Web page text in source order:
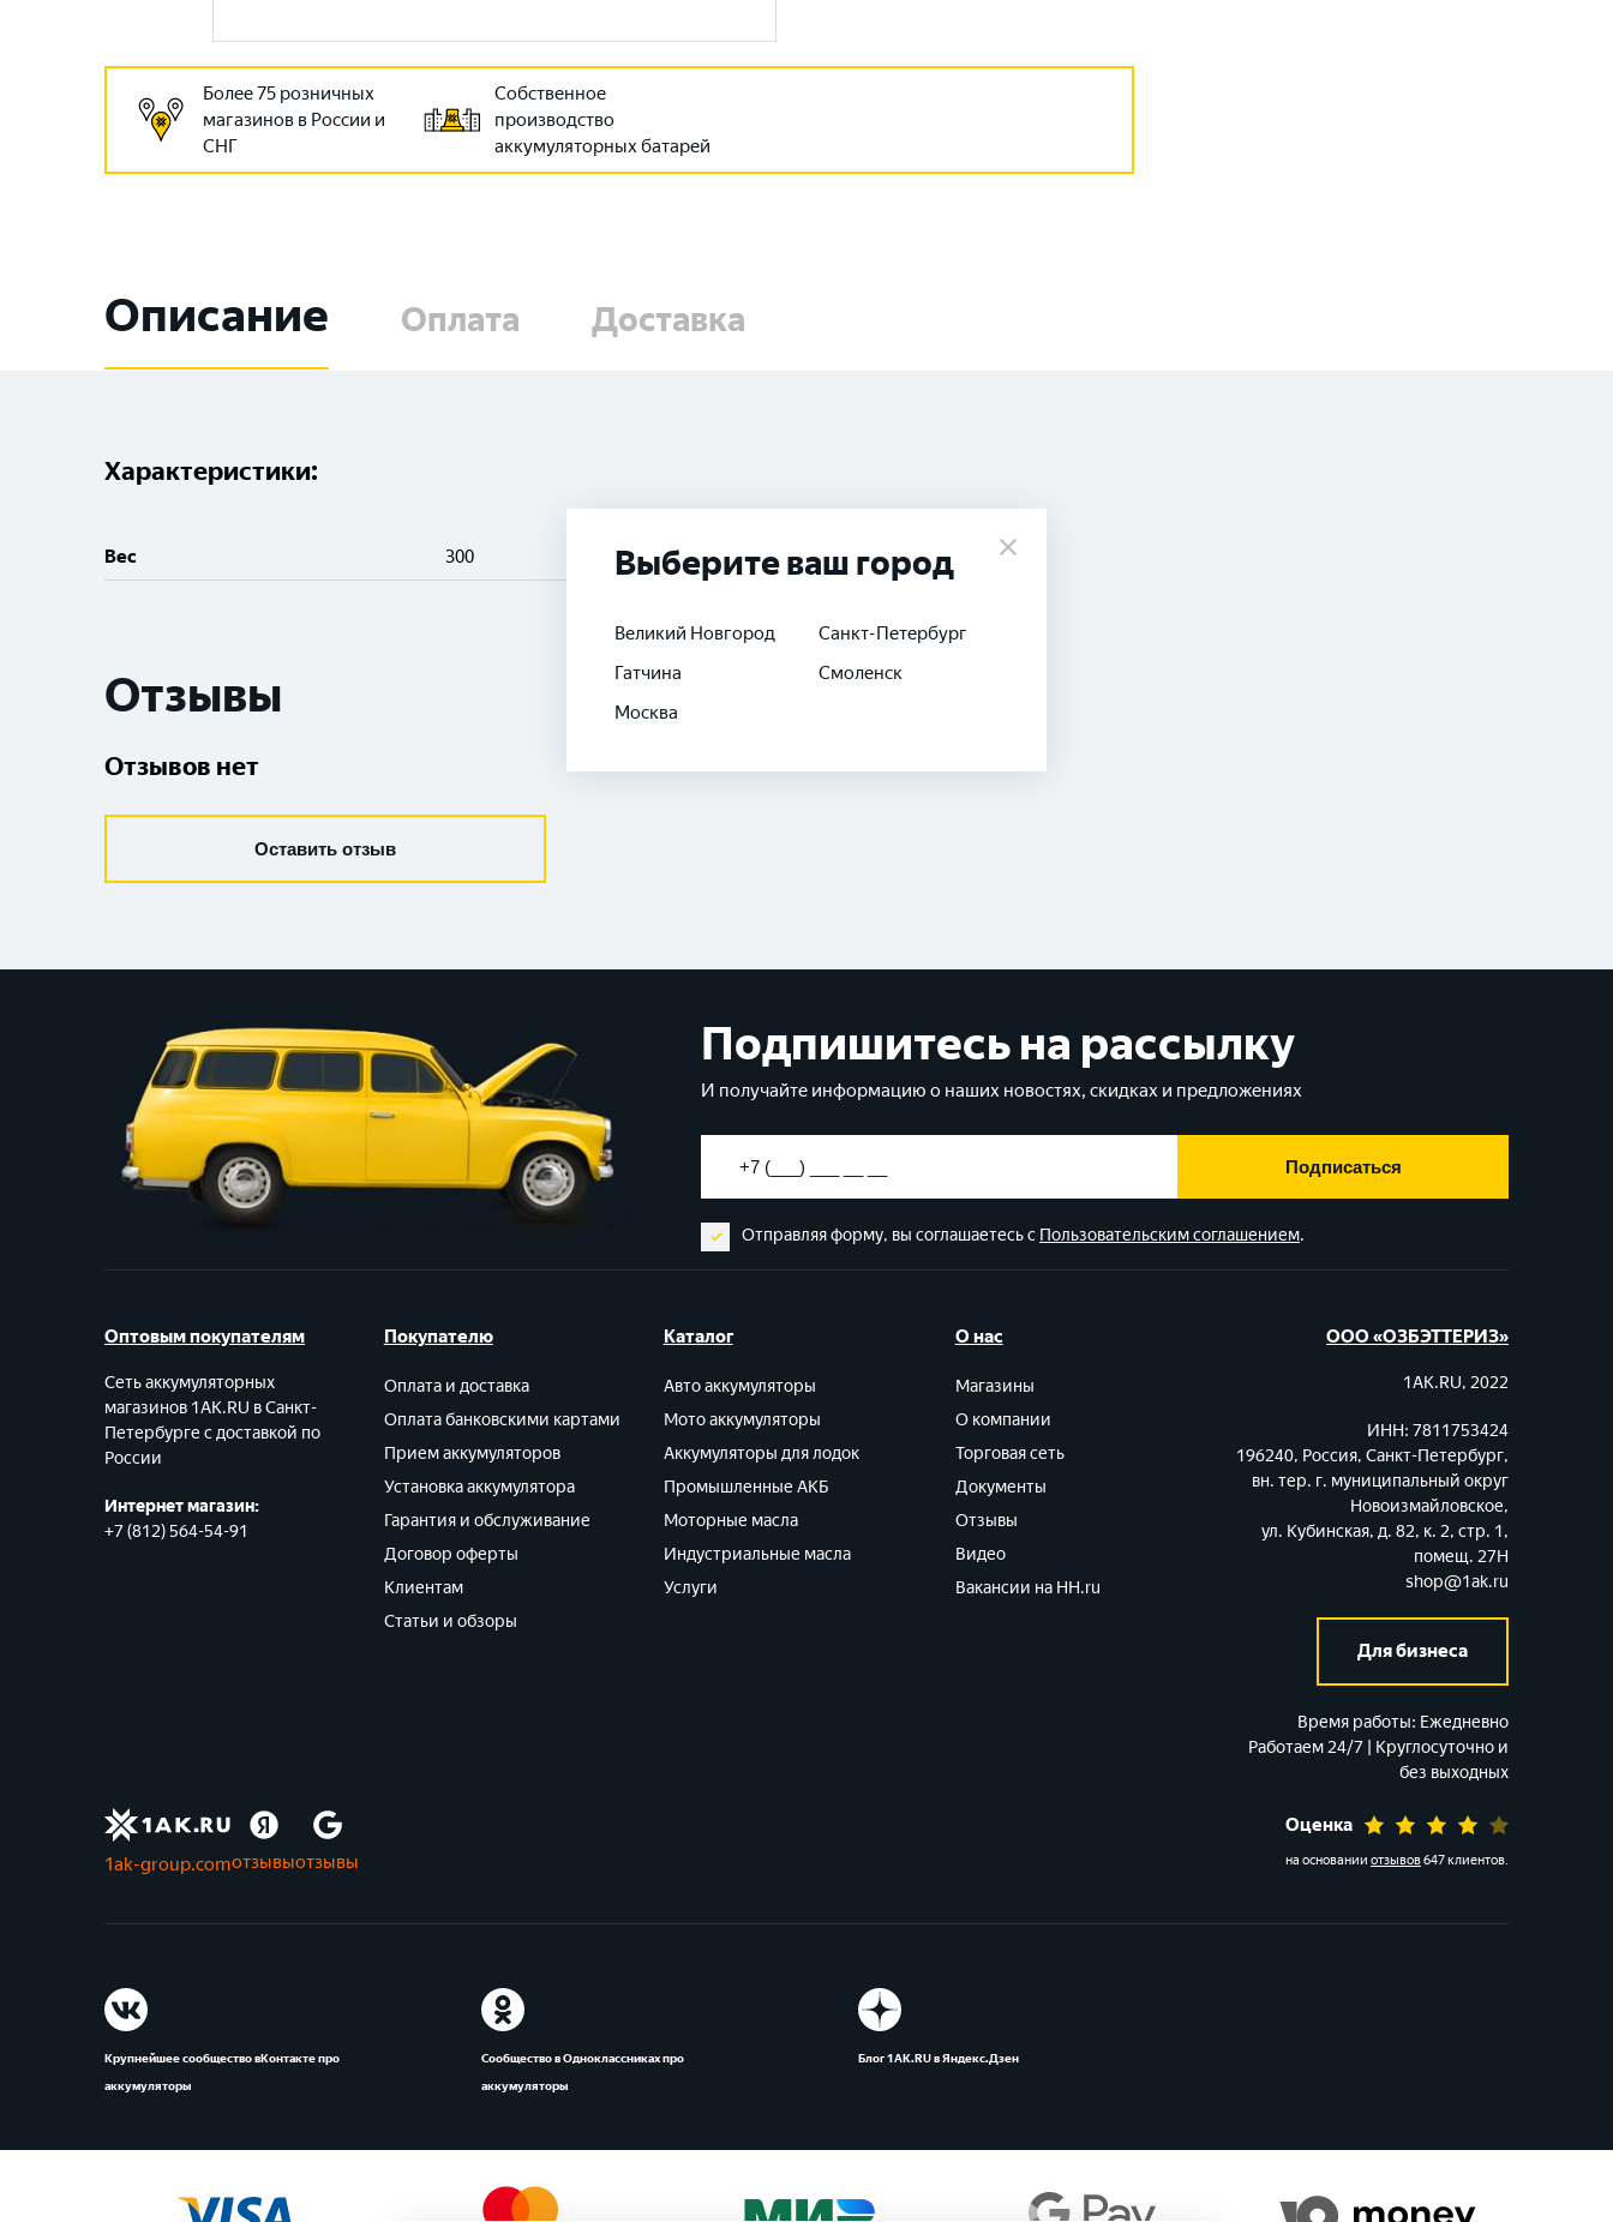
Более 75 розничных
магазинов в России и
СНГ
Собственное
производство
аккумуляторных батарей
Описание Оплата Доставка
Характеристики:
Вес 300
Отзывы
Отзывов нет
Оставить отзыв
Подпишитесь на рассылку
И получайте информацию о наших новостях, скидках и предложениях
Подписаться
Отправляя форму, вы соглашаетесь с Пользовательским соглашением.
Оптовым покупателям
Сеть аккумуляторных
магазинов 1AK.RU в Санкт-
Петербурге с доставкой по
России
Интернет магазин:
+7 (812) 564-54-91
Покупателю
Оплата и доставка
Оплата банковскими картами
Прием аккумуляторов
Установка аккумулятора
Гарантия и обслуживание
Договор оферты
Клиентам
Статьи и обзоры
Каталог
Авто аккумуляторы
Мото аккумуляторы
Аккумуляторы для лодок
Промышленные АКБ
Моторные масла
Индустриальные масла
Услуги
О нас
Магазины
О компании
Торговая сеть
Документы
Отзывы
Видео
Вакансии на HH.ru
ООО «ОЗБЭТТЕРИЗ»
1AK.RU, 2022
ИНН: 7811753424
196240, Россия, Санкт-Петербург,
вн. тер. г. муниципальный округ
Новоизмайловское,
ул. Кубинская, д. 82, к. 2, стр. 1,
помещ. 27Н
shop@1ak.ru
Для бизнеса
Время работы: Ежедневно
Работаем 24/7 | Круглосуточно и
без выходных
1ak-group.comотзывыотзывы
Оценка
на основании отзывов647 клиентов.
Крупнейшее сообщество вКонтакте про
аккумуляторы
Сообщество в Одноклассниках про
аккумуляторы
Блог 1АК.RU в Яндекс.Дзен
Выберите ваш город
Великий Новгород
Гатчина
Москва
Санкт-Петербург
Смоленск